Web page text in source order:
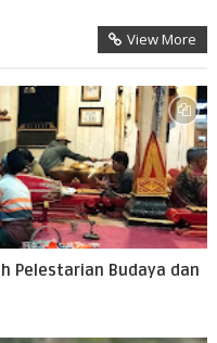
View More
Pelestarian Budaya dan